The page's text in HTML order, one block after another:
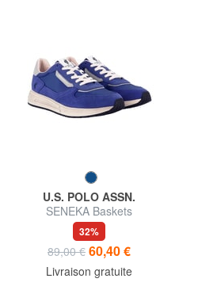
U.S. POLO ASSN.
SENEKA Baskets
32%
89,00 € 60,40 €
Livraison gratuite